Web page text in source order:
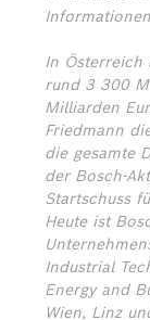
In Österreich
rund 3 300
Milliarden
Friedmann
die gesamte
der Bosch-
Startschuss
Heute ist
Industrial
Energy and
Wien, Linz